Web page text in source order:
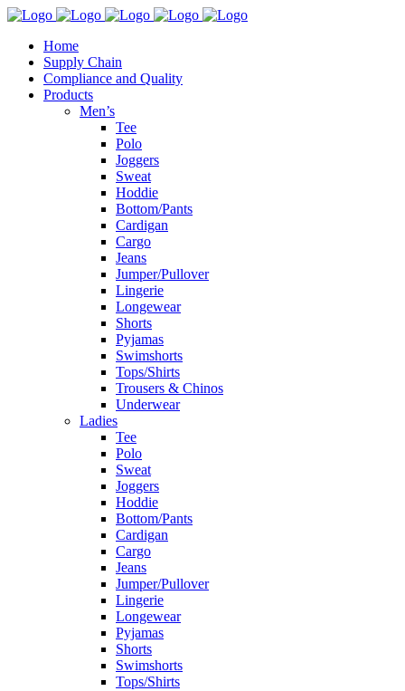
Home
Supply Chain
Compliance and Quality
Products
Men’s
Tee
Polo
Joggers
Sweat
Hoddie
Bottom/Pants
Cardigan
Cargo
Jeans
Jumper/Pullover
Lingerie
Longewear
Shorts
Pyjamas
Swimshorts
Tops/Shirts
Trousers & Chinos
Underwear
Ladies
Tee
Polo
Sweat
Joggers
Hoddie
Bottom/Pants
Cardigan
Cargo
Jeans
Jumper/Pullover
Lingerie
Longewear
Pyjamas
Shorts
Swimshorts
Tops/Shirts